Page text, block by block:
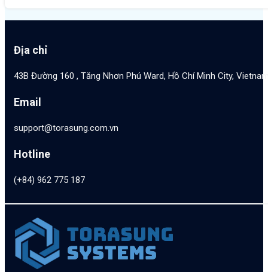
Địa chỉ
43B Đường 160 , Tăng Nhơn Phú Ward, Hồ Chí Minh City,
Email
support@torasung.com.vn
Hotline
(+84) 962 775 187